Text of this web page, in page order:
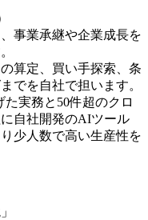
事業承継や企業成長を
算定、買い手探索、条
でを自社で担います。
実務と50件超のクロ
自社開発のAIツール
少人数で高い生産性を